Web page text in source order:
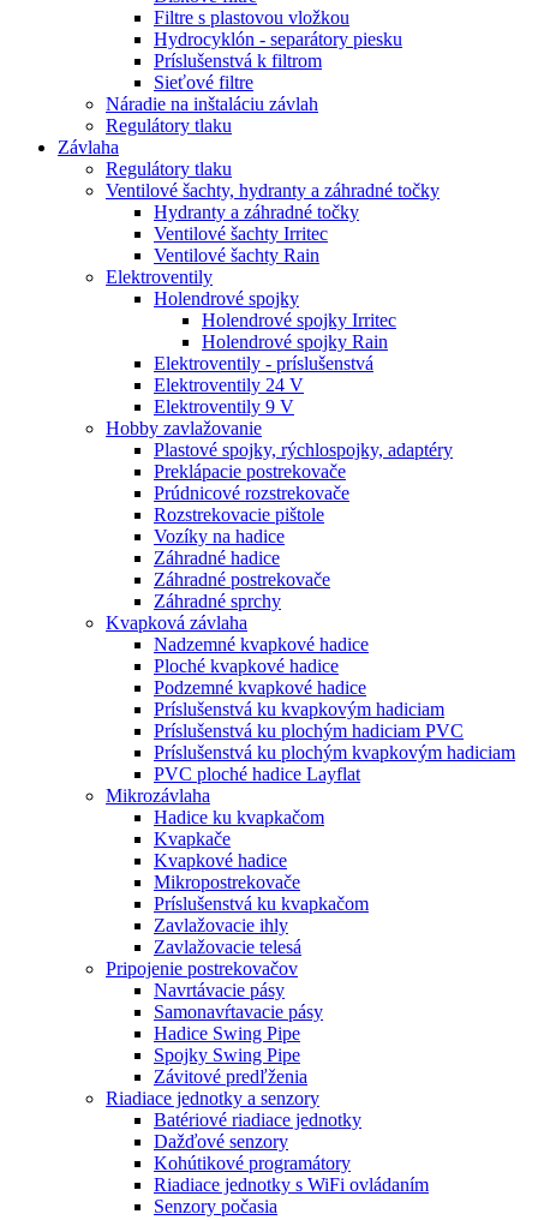
Filtre s plastovou vložkou
Hydrocyklón - separátory piesku
Príslušenstvá k filtrom
Sieťové filtre
Náradie na inštaláciu závlah
Regulátory tlaku
Závlaha
Regulátory tlaku
Ventilové šachty, hydranty a záhradné točky
Hydranty a záhradné točky
Ventilové šachty Irritec
Ventilové šachty Rain
Elektroventily
Holendrové spojky
Holendrové spojky Irritec
Holendrové spojky Rain
Elektroventily - príslušenstvá
Elektroventily 24 V
Elektroventily 9 V
Hobby zavlažovanie
Plastové spojky, rýchlospojky, adaptéry
Preklápacie postrekovače
Prúdnicové rozstrekovače
Rozstrekovacie pištole
Vozíky na hadice
Záhradné hadice
Záhradné postrekovače
Záhradné sprchy
Kvapková závlaha
Nadzemné kvapkové hadice
Ploché kvapkové hadice
Podzemné kvapkové hadice
Príslušenstvá ku kvapkovým hadiciam
Príslušenstvá ku plochým hadiciam PVC
Príslušenstvá ku plochým kvapkovým hadiciam
PVC ploché hadice Layflat
Mikrozávlaha
Hadice ku kvapkačom
Kvapkače
Kvapkové hadice
Mikropostrekovače
Príslušenstvá ku kvapkačom
Zavlažovacie ihly
Zavlažovacie telesá
Pripojenie postrekovačov
Navrtávacie pásy
Samonavŕtavacie pásy
Hadice Swing Pipe
Spojky Swing Pipe
Závitové predľženia
Riadiace jednotky a senzory
Batériové riadiace jednotky
Dažďové senzory
Kohútikové programátory
Riadiace jednotky s WiFi ovládaním
Senzory počasia